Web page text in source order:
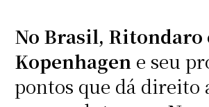
No Brasil, Ritondaro
Kopenhagene seu
pontos que dá direito